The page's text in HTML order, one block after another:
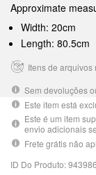
Approximate
Width: 20cm
Length: 80.5cm
Itens de
Sem devoluções
Este item está
Este é um item
envio adicionais
Frete grátis não
ID Do Produto: 943986